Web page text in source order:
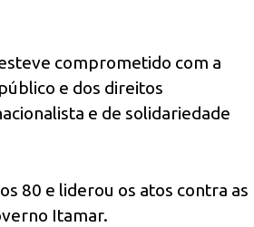
comprometido com a
e dos direitos
e de solidariedade
80 e liderou os atos contra as
Itamar.